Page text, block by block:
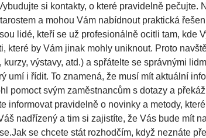
si kontakty, o které pravidelně
a mohou Vám nabídnout praktická
lidé, kteří se už profesionálně ocitli tam, kde
které by Vám jinak mohly uniknout. Proto
kurzy, výstavy, atd.) a spřátelte se správnými
umí i řídit. To znamená, že musí mít aktuální
pomoct svým zaměstnancům s dotazy a
informovat pravidelně o novinky a metody,
nadřízený a tim si zajistíte, že Vás bude mít
se chcete stát rozhodčím, když neznáte